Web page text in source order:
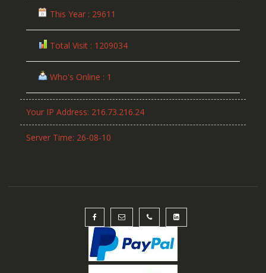
This Year : 29611
Total Visit : 1209034
Who's Online : 1
Your IP Address: 216.73.216.24
Server Time: 26-08-10